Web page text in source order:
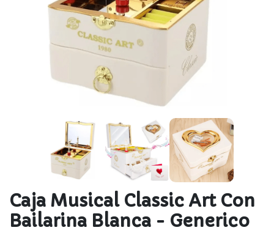
Caja Musical Classic Art Con
Bailarina Blanca - Generico